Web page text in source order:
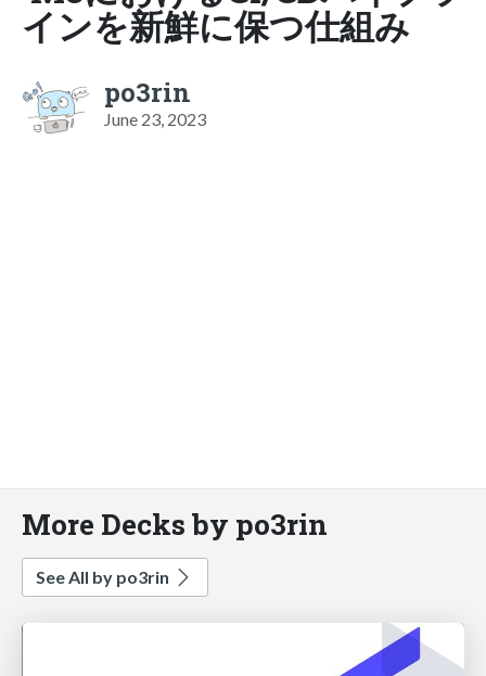
インを新鮮に保つ仕組み
po3rin
June 23, 2023
More Decks by po3rin
See All by po3rin